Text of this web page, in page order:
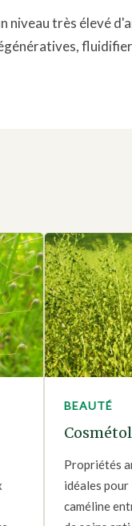
niveau très élevé
BEAUTÉ
Propriétés
idéales pour
caméline